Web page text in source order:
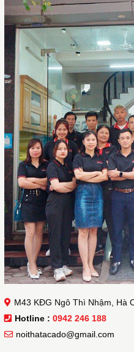
M43 KĐG Ngô Thì Nhậm, Hà
Hotline : 0942 246 188
noithatacado@gmail.com